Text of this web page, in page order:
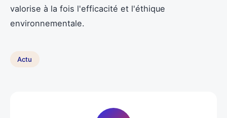
valorise à la fois l'efficacité et l'éthique
environnementale.
Actu